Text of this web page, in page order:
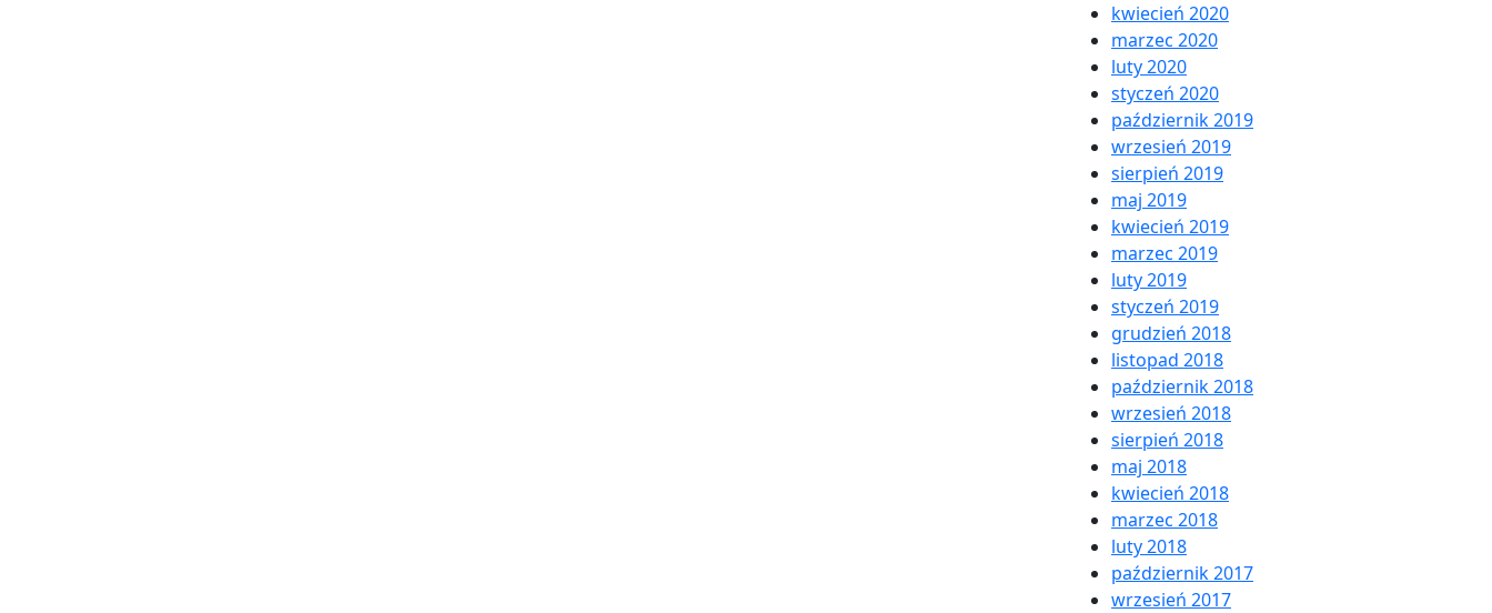
kwiecień 2020
marzec 2020
luty 2020
styczeń 2020
październik 2019
wrzesień 2019
sierpień 2019
maj 2019
kwiecień 2019
marzec 2019
luty 2019
styczeń 2019
grudzień 2018
listopad 2018
październik 2018
wrzesień 2018
sierpień 2018
maj 2018
kwiecień 2018
marzec 2018
luty 2018
październik 2017
wrzesień 2017